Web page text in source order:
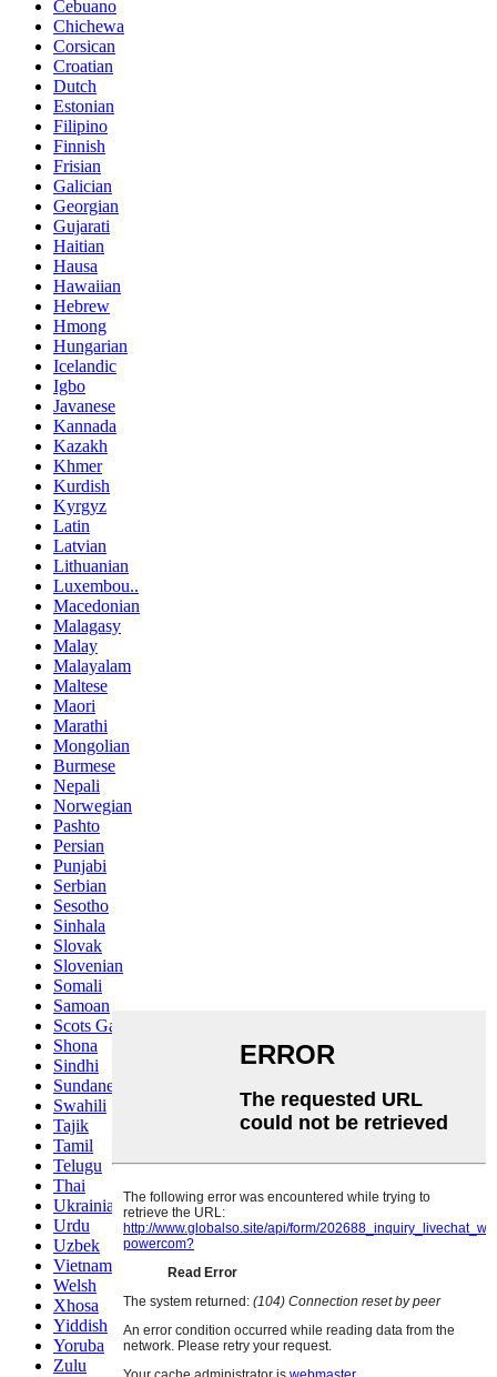
Cebuano
Chichewa
Corsican
Croatian
Dutch
Estonian
Filipino
Finnish
Frisian
Galician
Georgian
Gujarati
Haitian
Hausa
Hawaiian
Hebrew
Hmong
Hungarian
Icelandic
Igbo
Javanese
Kannada
Kazakh
Khmer
Kurdish
Kyrgyz
Latin
Latvian
Lithuanian
Luxembou..
Macedonian
Malagasy
Malay
Malayalam
Maltese
Maori
Marathi
Mongolian
Burmese
Nepali
Norwegian
Pashto
Persian
Punjabi
Serbian
Sesotho
Sinhala
Slovak
Slovenian
Somali
Samoan
Scots Gaelic
Shona
Sindhi
Sundanese
Swahili
Tajik
Tamil
Telugu
Thai
Ukrainian
Urdu
Uzbek
Vietnamese
Welsh
Xhosa
Yiddish
Yoruba
Zulu